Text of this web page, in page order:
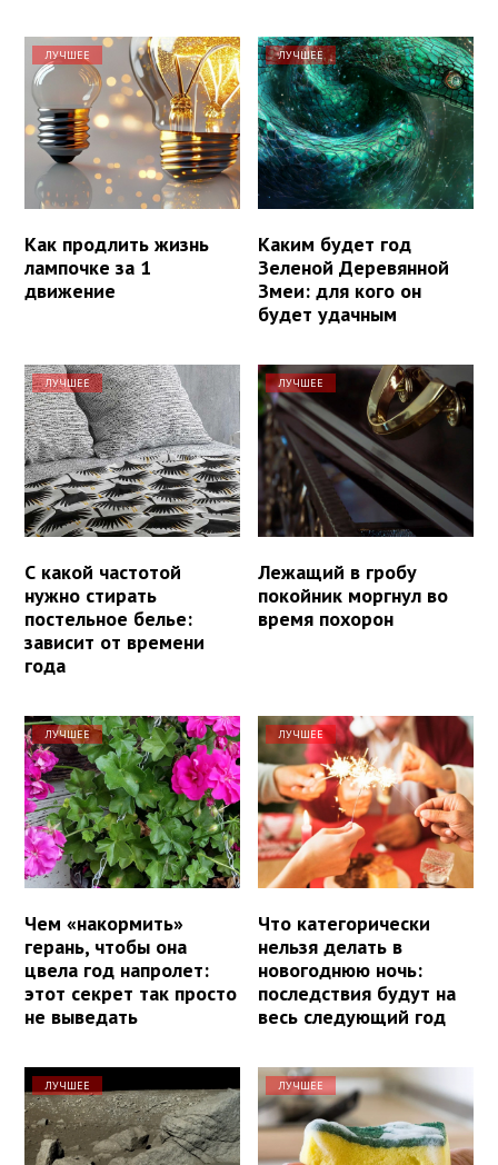
ЛУЧШЕЕ
Как продлить жизнь
лампочке за 1
движение
ЛУЧШЕЕ
Каким будет год
Зеленой Деревянной
Змеи: для кого он
будет удачным
ЛУЧШЕЕ
С какой частотой
нужно стирать
постельное белье:
зависит от времени
года
ЛУЧШЕЕ
Лежащий в гробу
покойник моргнул во
время похорон
ЛУЧШЕЕ
Чем «накормить»
герань, чтобы она
цвела год напролет:
этот секрет так просто
не выведать
ЛУЧШЕЕ
Что категорически
нельзя делать в
новогоднюю ночь:
последствия будут на
весь следующий год
ЛУЧШЕЕ ЛУЧШЕЕ